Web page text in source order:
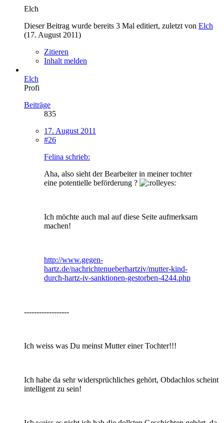
Elch
Dieser Beitrag wurde bereits 3 Mal editiert, zuletzt von Elch
(17. August 2011)
Zitieren
Inhalt melden
Elch
Profi
Beiträge
835
17. August 2011
#26
Felina schrieb:
Aha, also sieht der Bearbeiter in meiner tochter
eine potentielle beförderung ?
Ich möchte auch mal auf diese Seite aufmerksam
machen!
http://www.gegen-
hartz.de/nachrichtenueberhartziv/mutter-kind-
durch-hartz-iv-sanktionen-gestorben-4244.php
------------------
Ich weiss was Du meinst Mutter einer Tochter!!!
Ich habe da sehr widersprüchliches gehört, Obdachlos scheint
intelligent zu sein!